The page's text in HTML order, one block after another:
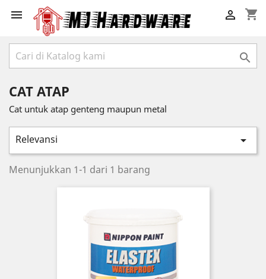
 shopping_cart


CAT ATAP
Cat untuk atap genteng maupun metal
Relevansi 
Menunjukkan 1-1 dari 1 barang